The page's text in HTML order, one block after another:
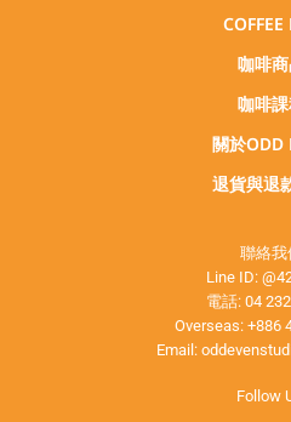
COFFEE
咖啡
咖啡
關於ODD
退貨與退
聯絡我
Line ID:
電話: 04
Overseas: +886
Email:
Follow